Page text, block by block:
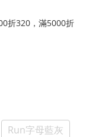
折320，滿5000折
Run字母藍灰